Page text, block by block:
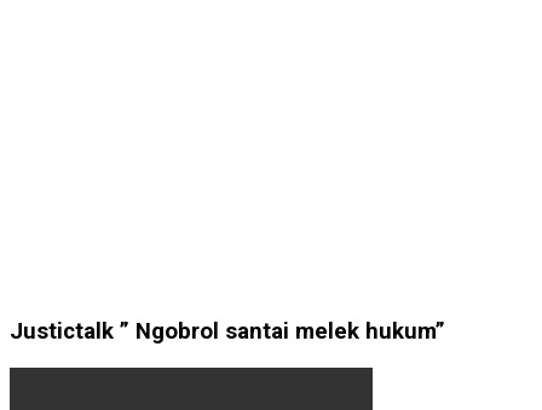
Justictalk ” Ngobrol santai melek hukum”